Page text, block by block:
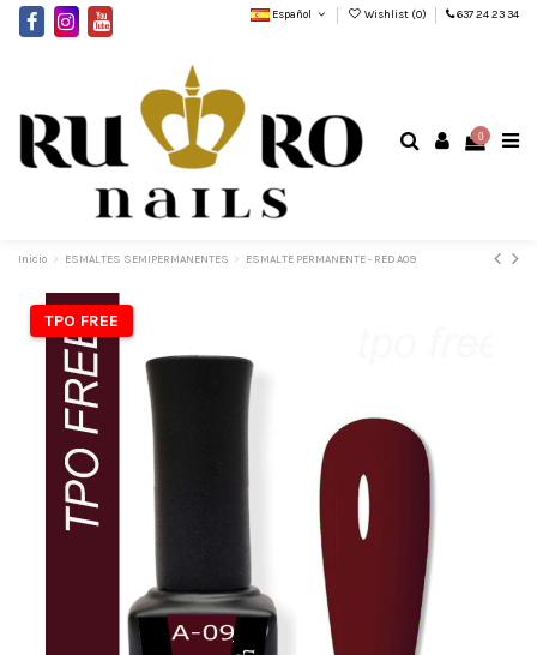
Español Wishlist (0) 637 24 23 34
0
Inicio ESMALTES SEMIPERMANENTES ESMALTE PERMANENTE - RED A09
TPO FREE